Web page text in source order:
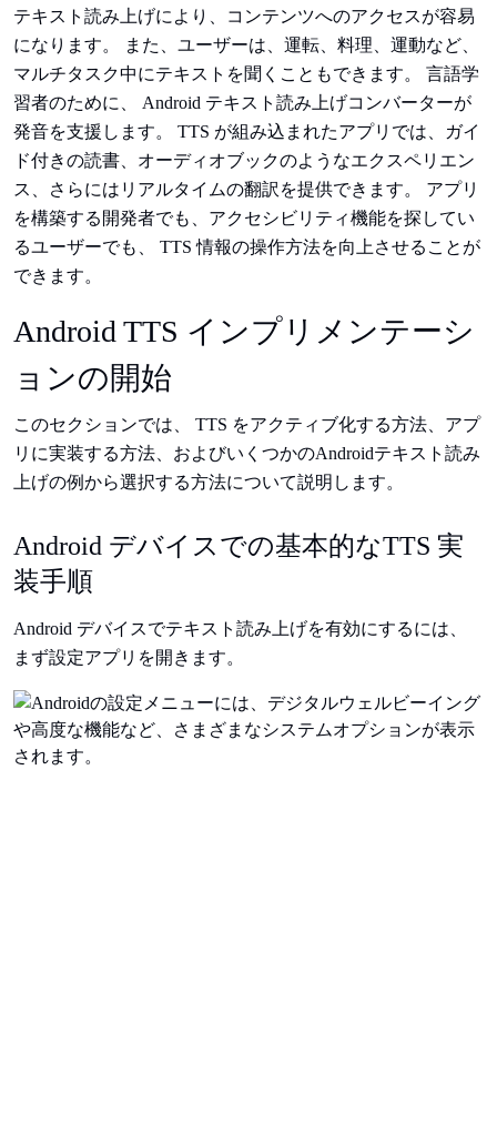
テキスト読み上げにより、コンテンツへのアクセスが容易
になります。 また、ユーザーは、運転、料理、運動など、
マルチタスク中にテキストを聞くこともできます。 言語学
習者のために、 Android テキスト読み上げコンバーターが
発音を支援します。 TTS が組み込まれたアプリでは、ガイ
ド付きの読書、オーディオブックのようなエクスペリエン
ス、さらにはリアルタイムの翻訳を提供できます。 アプリ
を構築する開発者でも、アクセシビリティ機能を探してい
るユーザーでも、 TTS 情報の操作方法を向上させることが
できます。
Android TTS インプリメンテーシ
ョンの開始
このセクションでは、 TTS をアクティブ化する方法、アプ
リに実装する方法、およびいくつかのAndroidテキスト読み
上げの例から選択する方法について説明します。
Android デバイスでの基本的なTTS 実
装手順
Android デバイスでテキスト読み上げを有効にするには、
まず設定アプリを開きます。